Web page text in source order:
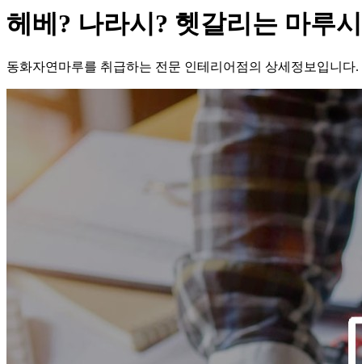
헤베? 나라시? 헷갈리는 마루
동화자연마루를 취급하는 전문 인테리어점의 상세정보입니다.